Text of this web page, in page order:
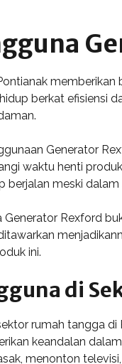
berkat efisiensi
Generator
waktu henti
berjalan meski dalam
Generator Rexford
ini.
di
rumah tangga
keandalan
menonton